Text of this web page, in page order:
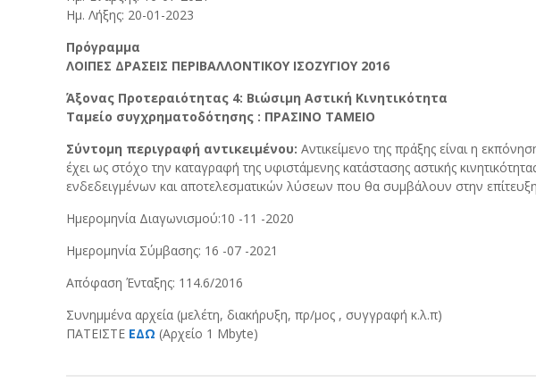
Ημ. Λήξης: 20-01-2023
Πρόγραμμα
ΛΟΙΠΕΣ ΔΡΑΣΕΙΣ ΠΕΡΙΒΑΛΛΟΝΤΙΚΟΥ ΙΣΟΖΥΓΙΟΥ 2016
Άξονας Προτεραιότητας 4: Βιώσιμη Αστική Κινητικότητα
Ταμείο συγχρηματοδότησης : ΠΡΑΣΙΝΟ ΤΑΜΕΙΟ
Σύντομη περιγραφή αντικειμένου: Αντικείμενο της πράξης είναι η
έχει ως στόχο την καταγραφή της υφιστάμενης κατάστασης αστικής
ενδεδειγμένων και αποτελεσματικών λύσεων που θα συμβάλουν στην
Ημερομηνία Διαγωνισμού:10 -11 -2020
Ημερομηνία Σύμβασης: 16 -07 -2021
Απόφαση Ένταξης: 114.6/2016
Συνημμένα αρχεία (μελέτη, διακήρυξη, πρ/μος , συγγραφή κ.λ.π)
ΠΑΤΕΙΣΤΕ ΕΔΩ (Αρχείο 1 Mbyte)